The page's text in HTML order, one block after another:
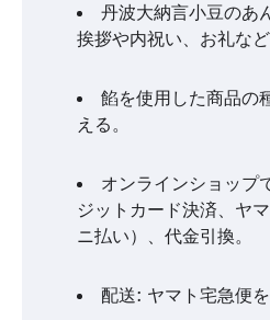
丹波大納言小豆のあ
挨拶や内祝い、お礼など
餡を使用した商品の
える。
オンラインショップ
ジットカード決済、ヤ
ニ払い）、代金引換。
配送: ヤマト宅急便を